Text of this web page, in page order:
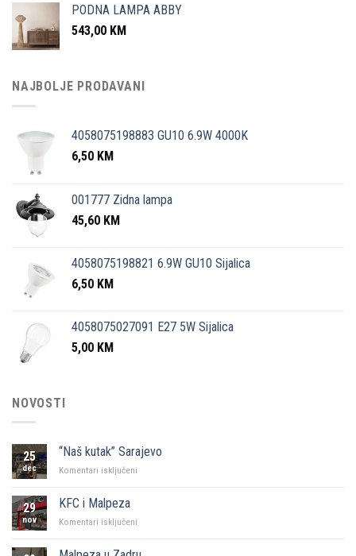
PODNA LAMPA ABBY
543,00 KM
NAJBOLJE PRODAVANI
4058075198883 GU10 6.9W 4000K
6,50 KM
001777 Zidna lampa
45,60 KM
4058075198821 6.9W GU10 Sijalica
6,50 KM
4058075027091 E27 5W Sijalica
5,00 KM
NOVOSTI
25
dec
“Naš kutak” Sarajevo
Komentari isključeni
29
nov
KFC i Malpeza
Komentari isključeni